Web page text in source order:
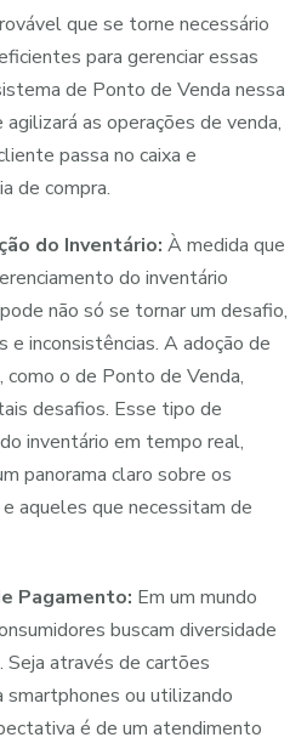
que se torne necessário
para gerenciar essas
de Ponto de Venda nessa
as operações de venda,
passa no caixa e
de compra.
do Inventário: À medida que
do inventário
não só se tornar um desafio,
e inconsistências. A adoção de
o de Ponto de Venda,
desafios. Esse tipo de
inventário em tempo real,
panorama claro sobre os
aqueles que necessitam de
Pagamento: Em um mundo
buscam diversidade
Seja através de cartões
smartphones ou utilizando
é de um atendimento